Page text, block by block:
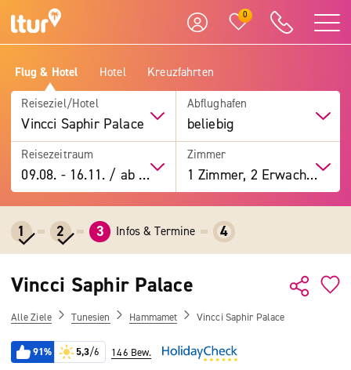
0
Flug & Hotel Hotel Kreuzfahrten
Reiseziel/Hotel
Vincci Saphir Palace
Abflughafen
beliebig
Reisezeitraum
09.08. -16.11. / ab 7 Tage
Zimmer
1 Zimmer, 2 Erwachsene
1 2 3 Infos & Termine 4
Vincci Saphir Palace
Alle Ziele Tunesien Hammamet Vincci Saphir Palace
91% 5,3/6 146 Bew.